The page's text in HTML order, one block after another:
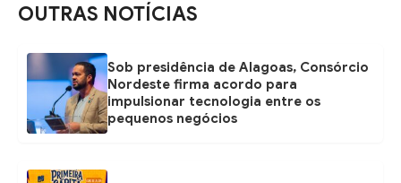
OUTRAS NOTÍCIAS
Sob presidência de Alagoas, Consórcio
Nordeste firma acordo para
impulsionar tecnologia entre os
pequenos negócios